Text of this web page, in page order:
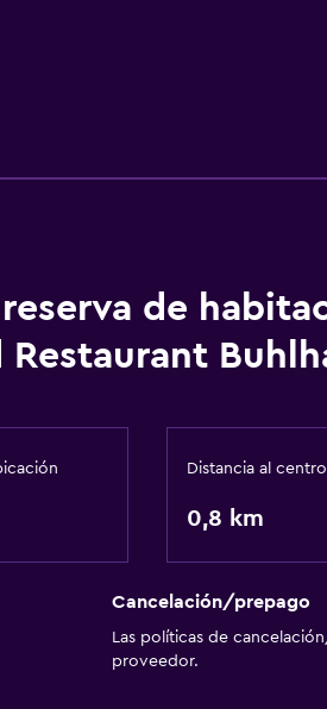
de
Restaurant
Distancia al centro
0,8 km
Cancelación/prepago
Las políticas de
proveedor.